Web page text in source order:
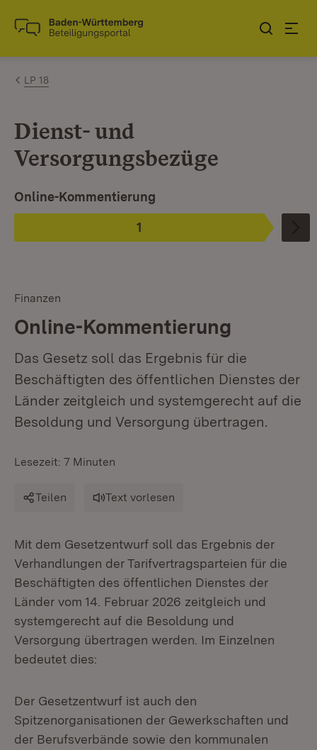
Zum Inhalt springen
Link zur Startseite
LP 18
Dienst- und
Versorgungsbezüge
Phase
1
:
Ist ausgewählt. Ist die aktuelle Phase.
Online-Kommentierung
Finanzen
Online-Kommentierung
Das Gesetz soll das Ergebnis für die
Beschäftigten des öffentlichen Dienstes der
Länder zeitgleich und systemgerecht auf die
Besoldung und Versorgung übertragen.
Lesezeit: 7 Minuten
Teilen Text vorlesen
Mit dem Gesetzentwurf soll das Ergebnis der
Verhandlungen der Tarifvertragsparteien für die
Beschäftigten des öffentlichen Dienstes der
Länder vom 14. Februar 2026 zeitgleich und
systemgerecht auf die Besoldung und
Versorgung übertragen werden. Im Einzelnen
bedeutet dies:
Der Gesetzentwurf ist auch den
Spitzenorganisationen der Gewerkschaften und
der Berufsverbände sowie den kommunalen